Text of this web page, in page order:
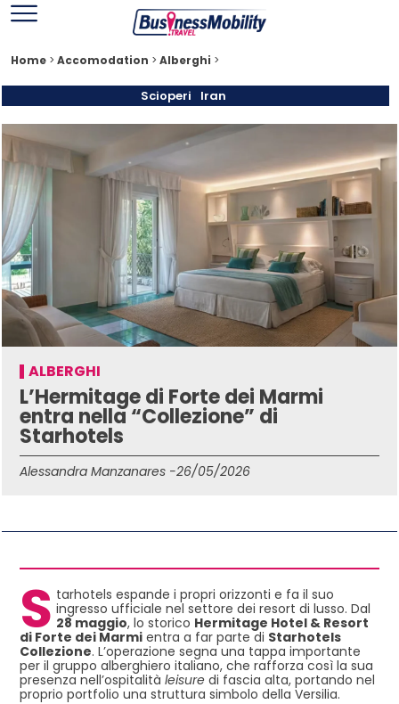
Home > Accomodation > Alberghi >
Scioperi Iran
ALBERGHI
L’Hermitage di Forte dei Marmi
entra nella “Collezione” di
Starhotels
Alessandra Manzanares -26/05/2026
S tarhotels espande i propri orizzonti e fa il suo
ingresso ufficiale nel settore dei resort di lusso. Dal
28 maggio, lo storico Hermitage Hotel & Resort
di Forte dei Marmi entra a far parte di Starhotels
Collezione. L’operazione segna una tappa importante
per il gruppo alberghiero italiano, che rafforza così la sua
presenza nell’ospitalità leisure di fascia alta, portando nel
proprio portfolio una struttura simbolo della Versilia.